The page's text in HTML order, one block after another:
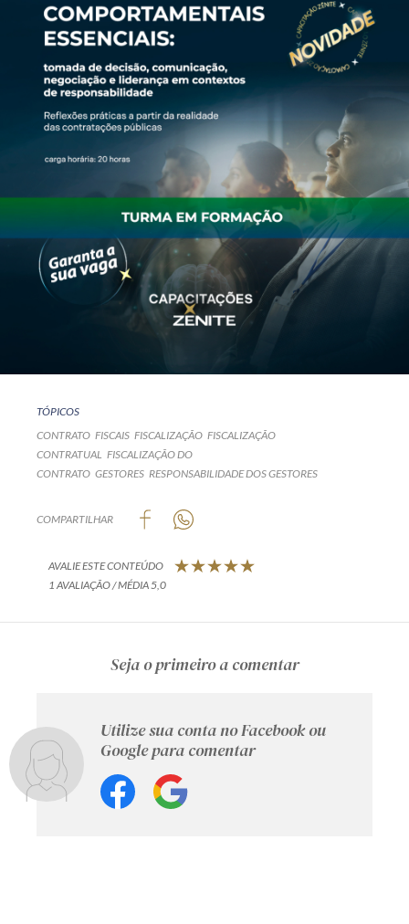
TÓPICOS
CONTRATO FISCAIS FISCALIZAÇÃO FISCALIZAÇÃO
CONTRATUAL FISCALIZAÇÃO DO
CONTRATO GESTORES RESPONSABILIDADE DOS GESTORES
COMPARTILHAR
AVALIE ESTE CONTEÚDO
1 AVALIAÇÃO / MÉDIA 5,0
Seja o primeiro a comentar
Utilize sua conta no Facebook ou
Google para comentar